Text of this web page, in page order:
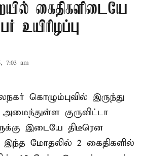
கைதிகளிடையே
உயிரிழப்பு
7:03 am
கொழும்புவில் இருந்து
அமைந்துள்ள குருவிட்டா
இடையே திடீரென
மோதலில் 2 கைதிகளில்